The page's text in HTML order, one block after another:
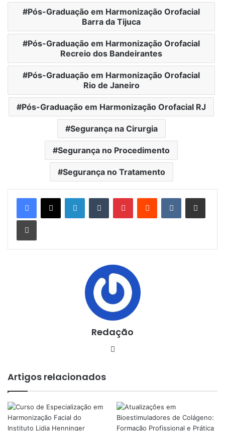
Pós-Graduação em Harmonização Orofacial
Barra da Tijuca
Pós-Graduação em Harmonização Orofacial
Recreio dos Bandeirantes
Pós-Graduação em Harmonização Orofacial
Rio de Janeiro
Pós-Graduação em Harmonização Orofacial RJ
Segurança na Cirurgia
Segurança no Procedimento
Segurança no Tratamento
LinkedinTumblr PinterestReddit VK Compartilhar via e-mail
Imprimir
Redação
Artigos relacionados